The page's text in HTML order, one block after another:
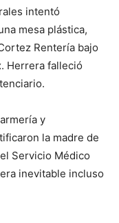
intentó
mesa plástica,
Rentería bajo
Herrera falleció
y
la madre de
Servicio Médico
inevitable incluso